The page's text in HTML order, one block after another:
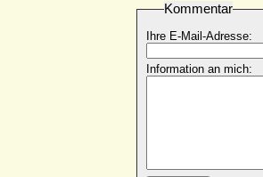
Kommentar
Ihre E-Mail-Adresse:
Information an mich: